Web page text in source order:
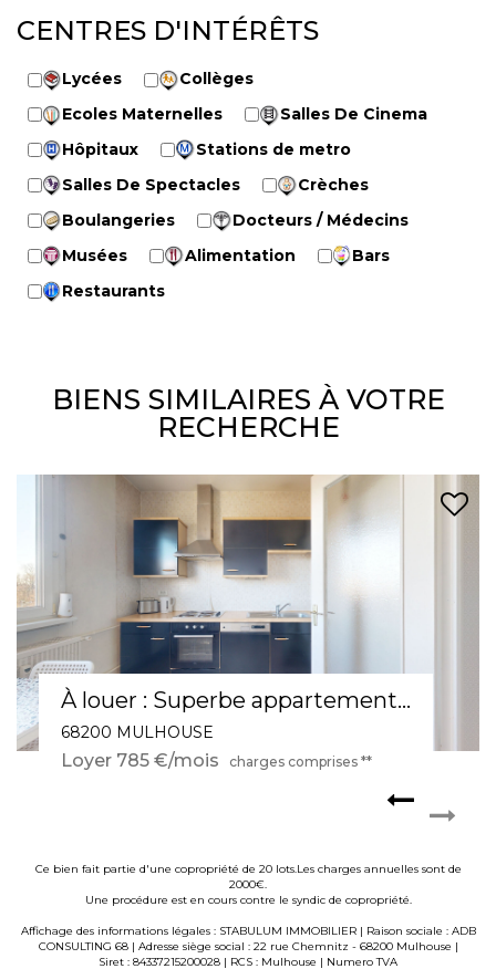
CENTRES D'INTÉRÊTS
Lycées
Collèges
Ecoles Maternelles
Salles De Cinema
Hôpitaux
Stations de metro
Salles De Spectacles
Crèches
Boulangeries
Docteurs / Médecins
Musées
Alimentation
Bars
Restaurants
BIENS SIMILAIRES À VOTRE
RECHERCHE
Appartement 3 pièces spacieux à louer à Mulhouse
68100 Mulhouse
Loyer 755 €/mois charges comprises **
Ce bien fait partie d'une copropriété de 20 lots.Les charges annuelles sont de
2000€.
Une procédure est en cours contre le syndic de copropriété.
Affichage des informations légales : STABULUM IMMOBILIER | Raison sociale : ADB
CONSULTING 68 | Adresse siège social : 22 rue Chemnitz - 68200 Mulhouse |
Siret : 84337215200028 | RCS : Mulhouse | Numero TVA